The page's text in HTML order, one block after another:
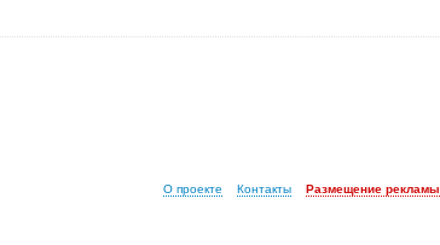
О проекте Контакты Размещение рекламы